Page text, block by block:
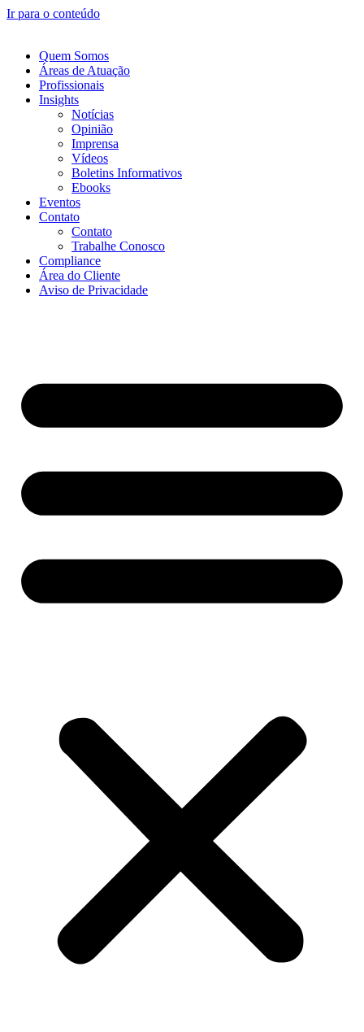
Ir para o conteúdo
Quem Somos
Áreas de Atuação
Profissionais
Insights
Notícias
Opinião
Imprensa
Vídeos
Boletins Informativos
Ebooks
Eventos
Contato
Contato
Trabalhe Conosco
Compliance
Área do Cliente
Aviso de Privacidade